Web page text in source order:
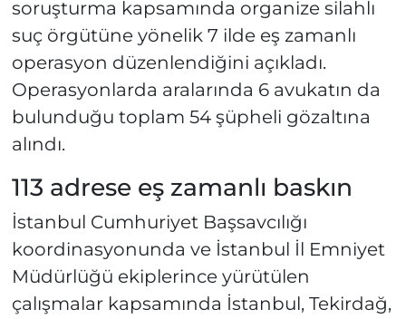
soruşturma kapsamında organize silahlı
suç örgütüne yönelik 7 ilde eş zamanlı
operasyon düzenlendiğini açıkladı.
Operasyonlarda aralarında 6 avukatın da
bulunduğu toplam 54 şüpheli gözaltına
alındı.
113 adrese eş zamanlı baskın
İstanbul Cumhuriyet Başsavcılığı
koordinasyonunda ve İstanbul İl Emniyet
Müdürlüğü ekiplerince yürütülen
çalışmalar kapsamında İstanbul, Tekirdağ,